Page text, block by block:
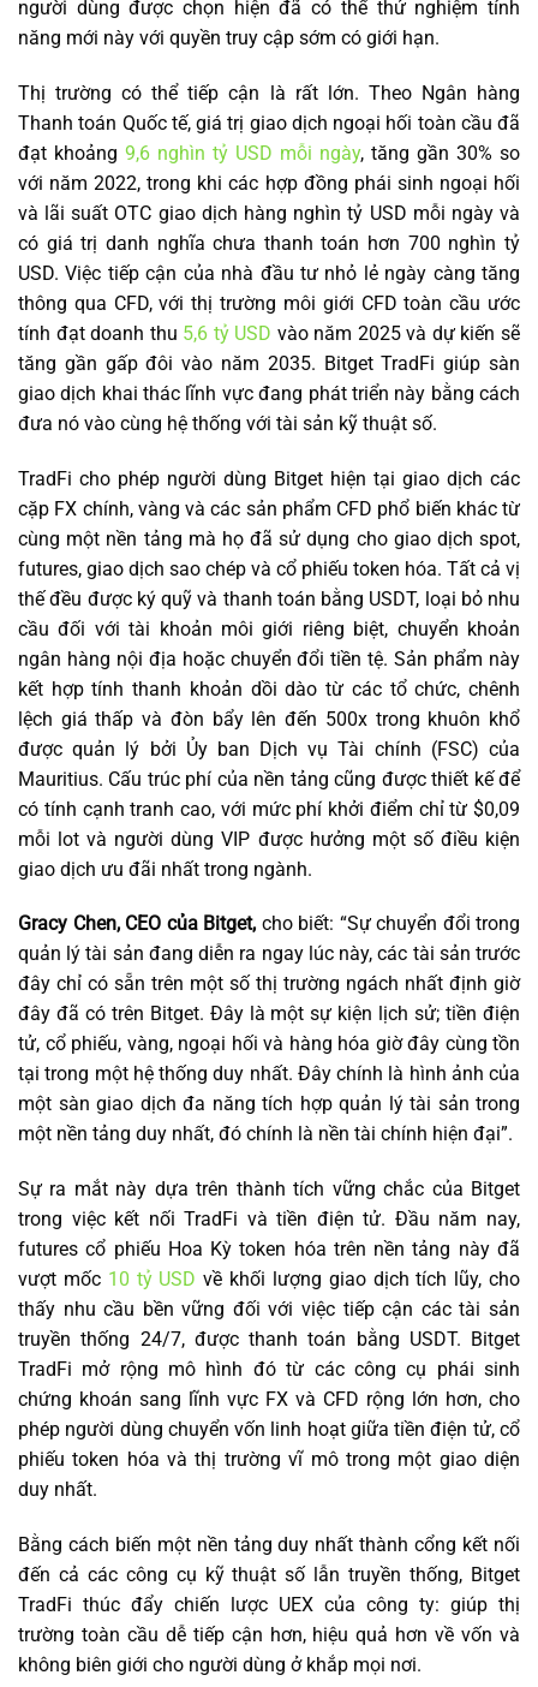
người dùng được chọn hiện đã có thể thử nghiệm tính
năng mới này với quyền truy cập sớm có giới hạn.
Thị trường có thể tiếp cận là rất lớn. Theo Ngân hàng
Thanh toán Quốc tế, giá trị giao dịch ngoại hối toàn cầu đã
đạt khoảng 9,6 nghìn tỷ USD mỗi ngày, tăng gần 30% so
với năm 2022, trong khi các hợp đồng phái sinh ngoại hối
và lãi suất OTC giao dịch hàng nghìn tỷ USD mỗi ngày và
có giá trị danh nghĩa chưa thanh toán hơn 700 nghìn tỷ
USD. Việc tiếp cận của nhà đầu tư nhỏ lẻ ngày càng tăng
thông qua CFD, với thị trường môi giới CFD toàn cầu ước
tính đạt doanh thu 5,6 tỷ USD vào năm 2025 và dự kiến sẽ
tăng gần gấp đôi vào năm 2035. Bitget TradFi giúp sàn
giao dịch khai thác lĩnh vực đang phát triển này bằng cách
đưa nó vào cùng hệ thống với tài sản kỹ thuật số.
TradFi cho phép người dùng Bitget hiện tại giao dịch các
cặp FX chính, vàng và các sản phẩm CFD phổ biến khác từ
cùng một nền tảng mà họ đã sử dụng cho giao dịch spot,
futures, giao dịch sao chép và cổ phiếu token hóa. Tất cả vị
thế đều được ký quỹ và thanh toán bằng USDT, loại bỏ nhu
cầu đối với tài khoản môi giới riêng biệt, chuyển khoản
ngân hàng nội địa hoặc chuyển đổi tiền tệ. Sản phẩm này
kết hợp tính thanh khoản dồi dào từ các tổ chức, chênh
lệch giá thấp và đòn bẩy lên đến 500x trong khuôn khổ
được quản lý bởi Ủy ban Dịch vụ Tài chính (FSC) của
Mauritius. Cấu trúc phí của nền tảng cũng được thiết kế để
có tính cạnh tranh cao, với mức phí khởi điểm chỉ từ $0,09
mỗi lot và người dùng VIP được hưởng một số điều kiện
giao dịch ưu đãi nhất trong ngành.
Gracy Chen, CEO của Bitget, cho biết: “Sự chuyển đổi trong
quản lý tài sản đang diễn ra ngay lúc này, các tài sản trước
đây chỉ có sẵn trên một số thị trường ngách nhất định giờ
đây đã có trên Bitget. Đây là một sự kiện lịch sử; tiền điện
tử, cổ phiếu, vàng, ngoại hối và hàng hóa giờ đây cùng tồn
tại trong một hệ thống duy nhất. Đây chính là hình ảnh của
một sàn giao dịch đa năng tích hợp quản lý tài sản trong
một nền tảng duy nhất, đó chính là nền tài chính hiện đại”.
Sự ra mắt này dựa trên thành tích vững chắc của Bitget
trong việc kết nối TradFi và tiền điện tử. Đầu năm nay,
futures cổ phiếu Hoa Kỳ token hóa trên nền tảng này đã
vượt mốc 10 tỷ USD về khối lượng giao dịch tích lũy, cho
thấy nhu cầu bền vững đối với việc tiếp cận các tài sản
truyền thống 24/7, được thanh toán bằng USDT. Bitget
TradFi mở rộng mô hình đó từ các công cụ phái sinh
chứng khoán sang lĩnh vực FX và CFD rộng lớn hơn, cho
phép người dùng chuyển vốn linh hoạt giữa tiền điện tử, cổ
phiếu token hóa và thị trường vĩ mô trong một giao diện
duy nhất.
Bằng cách biến một nền tảng duy nhất thành cổng kết nối
đến cả các công cụ kỹ thuật số lẫn truyền thống, Bitget
TradFi thúc đẩy chiến lược UEX của công ty: giúp thị
trường toàn cầu dễ tiếp cận hơn, hiệu quả hơn về vốn và
không biên giới cho người dùng ở khắp mọi nơi.